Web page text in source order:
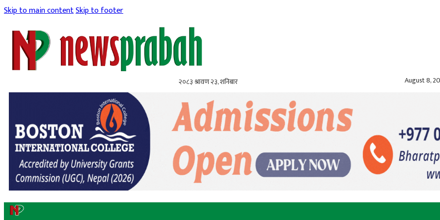
Skip to main contentSkip to footer
२०८३ श्रावण २३, शनिबार August 8,